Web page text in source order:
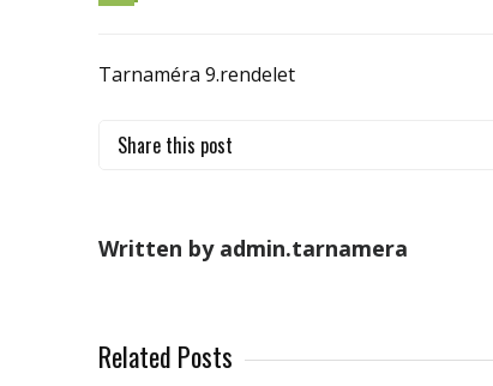
Tarnaméra 9.rendelet
Share this post
Written by admin.tarnamera
Related Posts